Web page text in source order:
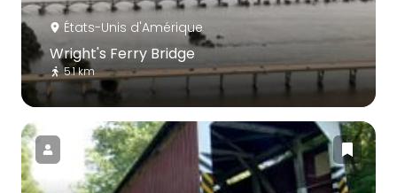
États-Unis d'Amérique
Wright's Ferry Bridge
5.1 km